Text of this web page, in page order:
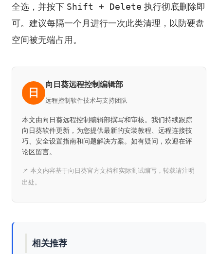
全选，并按下 Shift + Delete 执行彻底删除即
可。建议每隔一个月进行一次此类清理，以防硬盘
空间被无端占用。
日
向日葵远程控制编辑部
远程控制软件技术与支持团队
本文由向日葵远程控制编辑部撰写和审核。我们持续跟踪
向日葵软件更新，为您提供最新的安装教程、远程连接技
巧、安全设置指南和问题解决方案。如有疑问，欢迎在评
论区留言。
📌 本文内容基于向日葵官方文档和实际测试编写，转载请注明
出处。
相关推荐